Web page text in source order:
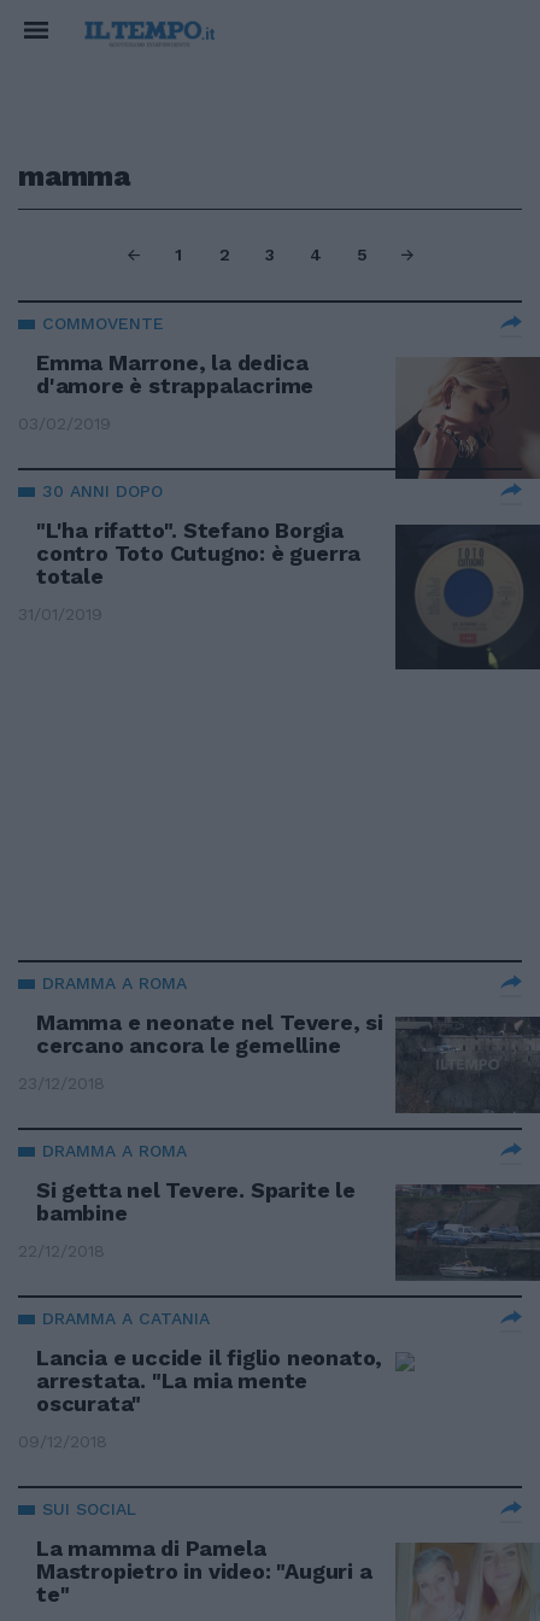
mamma
1 2 3 4 5
COMMOVENTE
Emma Marrone, la dedica
d'amore è strappalacrime
03/02/2019
30 ANNI DOPO
"L'ha rifatto". Stefano Borgia
contro Toto Cutugno: è guerra
totale
31/01/2019
DRAMMA A ROMA
Mamma e neonate nel Tevere, si
cercano ancora le gemelline
23/12/2018
DRAMMA A ROMA
Si getta nel Tevere. Sparite le
bambine
22/12/2018
DRAMMA A CATANIA
Lancia e uccide il figlio neonato,
arrestata. "La mia mente
oscurata"
09/12/2018
SUI SOCIAL
La mamma di Pamela
Mastropietro in video: "Auguri a
te"